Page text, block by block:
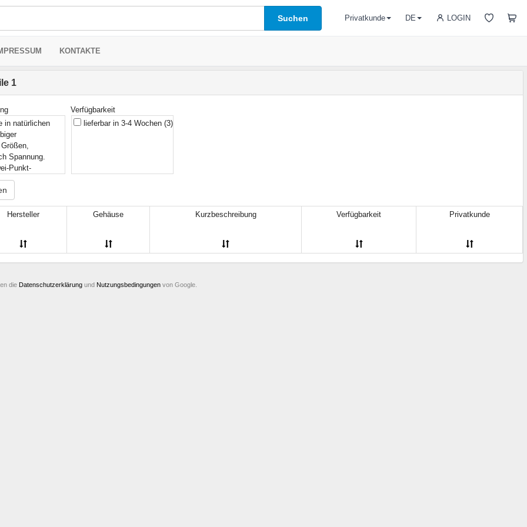
Suchen LOGIN
Privatkunde DE
KONTAKTE
1
in natürlichen
Spannung.
Punkt-
Skala je Sensor,
3V. Ausgang
der
1s - 999s.
Verfügbarkeit
lieferbar in 3-4 Wochen (3)
Hersteller Gehäuse Kurzbeschreibung Verfügbarkeit Privatkunde
die Datenschutzerklärung und Nutzungsbedingungen von Google.